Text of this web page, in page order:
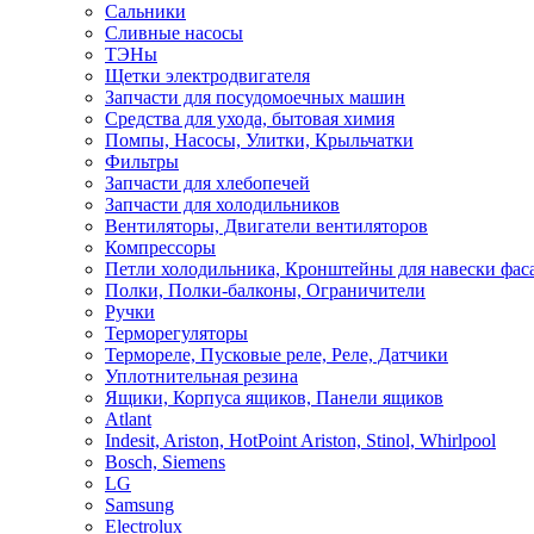
Сальники
Сливные насосы
ТЭНы
Щетки электродвигателя
Запчасти для посудомоечных машин
Средства для ухода, бытовая химия
Помпы, Насосы, Улитки, Крыльчатки
Фильтры
Запчасти для хлебопечей
Запчасти для холодильников
Вентиляторы, Двигатели вентиляторов
Компрессоры
Петли холодильника, Кронштейны для навески
Полки, Полки-балконы, Ограничители
Ручки
Терморегуляторы
Термореле, Пусковые реле, Реле, Датчики
Уплотнительная резина
Ящики, Корпуса ящиков, Панели ящиков
Atlant
Indesit, Ariston, HotPoint Ariston, Stinol, Whirlpool
Bosch, Siemens
LG
Samsung
Electrolux